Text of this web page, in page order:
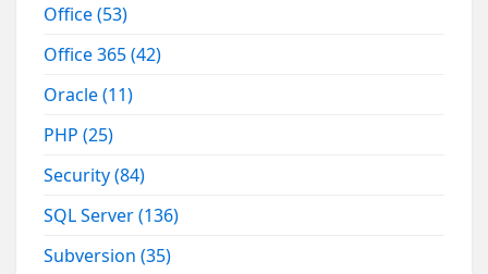
Office(53)
Office 365(42)
Oracle(11)
PHP(25)
Security(84)
SQL Server(136)
Subversion(35)